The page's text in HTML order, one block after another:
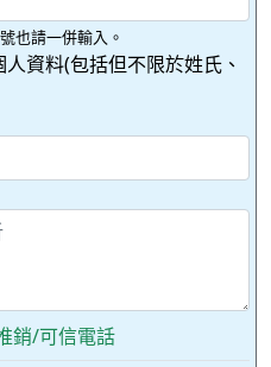
也請一併輸入。
資料(包括但不限於姓氏、
銷/可信電話